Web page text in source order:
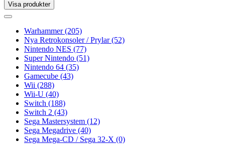
Visa produkter
Toggle
Toggle
navigationWarhammer(205)
Nya Retrokonsoler / Prylar(52)
Nintendo NES (77)
Super Nintendo (51)
Nintendo 64 (35)
Gamecube (43)
Wii (288)
Wii-U (40)
Switch (188)
Switch 2 (43)
Sega Mastersystem (12)
Sega Megadrive (40)
Sega Mega-CD / Sega 32-X (0)